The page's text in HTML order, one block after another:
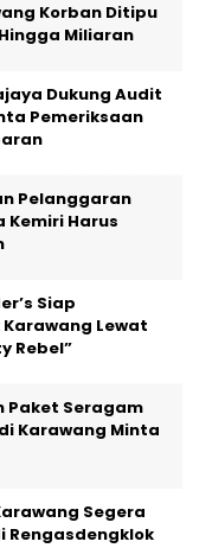
Korban Ditipu
Miliaran
Dukung Audit
Pemeriksaan
Pelanggaran
Kemiri Harus
Siap
Lewat
Rebel”
Paket Seragam
Karawang Minta
Segera
Rengasdengklok